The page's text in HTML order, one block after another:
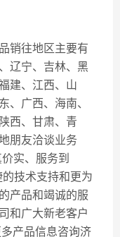
销往地区主要有
辽宁、吉林、黑
建、江西、山
、广西、海南、
西、甘肃、青
朋友洽谈业务
实、服务到
技术支持和更为
产品和竭诚的服
和广大新老客户
产品信息咨询济